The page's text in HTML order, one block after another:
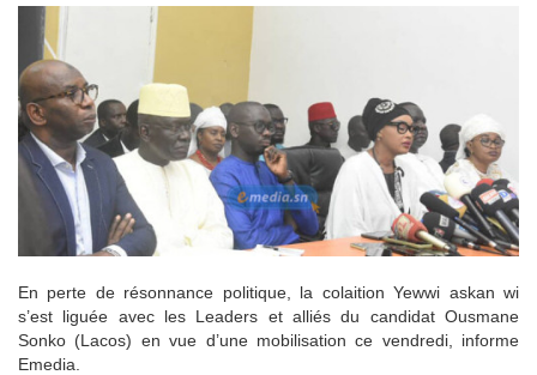
En perte de résonnance politique, la colaition Yewwi askan wi
s’est liguée avec les Leaders et alliés du candidat Ousmane
Sonko (Lacos) en vue d’une mobilisation ce vendredi, informe
Emedia.